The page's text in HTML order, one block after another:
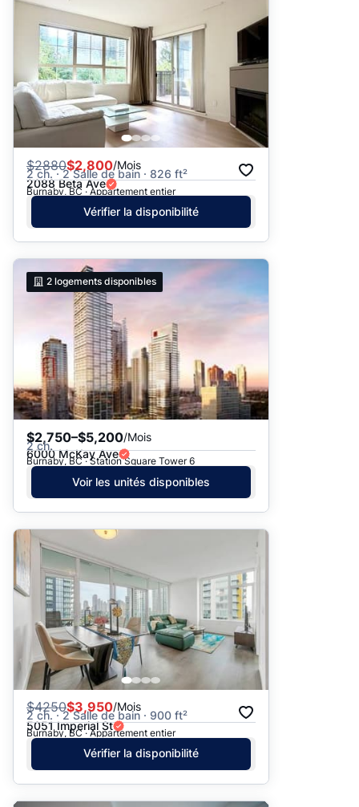
$2880$2,800/Mois
2 ch. · 2 Salle de bain · 826 ft²
2088 Beta Ave
Burnaby, BC · Appartement entier
Vérifier la disponibilité
2 logements disponibles
$2,750–$5,200/Mois
2 ch.
6000 McKay Ave
Burnaby, BC · Station Square Tower 6
Voir les unités disponibles
$4250$3,950/Mois
2 ch. · 2 Salle de bain · 900 ft²
5051 Imperial St
Burnaby, BC · Appartement entier
Vérifier la disponibilité